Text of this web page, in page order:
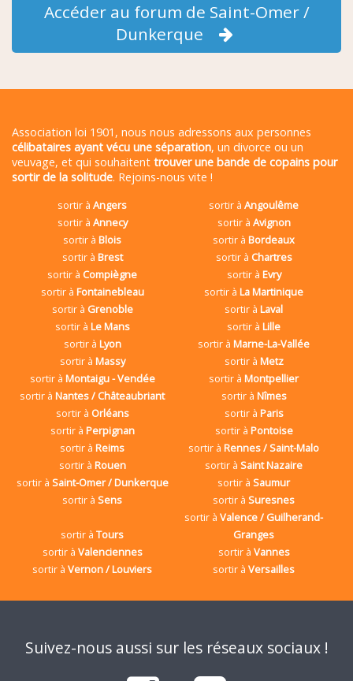
Accéder au forum de Saint-Omer /
Dunkerque
Association loi 1901, nous nous adressons aux personnes
célibataires ayant vécu une séparation, un divorce ou un
veuvage, et qui souhaitent trouver une bande de copains pour
sortir de la solitude. Rejoins-nous vite !
sortir àAngers sortir àAngoulême
sortir à Annecy sortir à Avignon
sortir àBlois sortir àBordeaux
sortir à Brest sortir à Chartres
sortir à Compiègne sortir à Evry
sortir à Fontainebleau sortir àLa Martinique
sortir à Grenoble sortir àLaval
sortir à Le Mans sortir àLille
sortir à Lyon sortir àMarne-La-Vallée
sortir à Massy sortir à Metz
sortir à Montaigu - Vendée sortir àMontpellier
sortir àNantes / Châteaubriant sortir à Nîmes
sortir à Orléans sortir à Paris
sortir à Perpignan sortir à Pontoise
sortir àReims sortir àRennes / Saint-Malo
sortir à Rouen sortir àSaint Nazaire
sortir à Saint-Omer / Dunkerque sortir àSaumur
sortir àSens sortir àSuresnes
sortir àTours
sortir àValence / Guilherand-
Granges
sortir à Valenciennes sortir à Vannes
sortir àVernon / Louviers sortir àVersailles
Suivez-nous aussi sur les réseaux sociaux !